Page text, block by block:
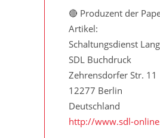
🔴 Produzent der
Artikel:
Schaltungsdienst
SDL Buchdruck
Zehrensdorfer Str. 11
12277 Berlin
Deutschland
http://www.sdl-